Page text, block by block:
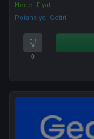
Hedef Fiyat
Potansiyel Getiri
0